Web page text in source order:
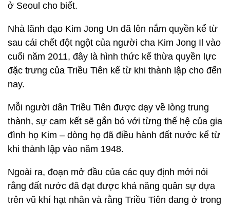
ở Seoul cho biết.
Nhà lãnh đạo Kim Jong Un đã lên nắm quyền kể từ
sau cái chết đột ngột của người cha Kim Jong Il vào
cuối năm 2011, đây là hình thức kế thừa quyền lực
đặc trưng của Triều Tiên kể từ khi thành lập cho đến
nay.
Mỗi người dân Triều Tiên được dạy về lòng trung
thành, sự cam kết sẽ gắn bó với từng thế hệ của gia
đình họ Kim – dòng họ đã điều hành đất nước kể từ
khi thành lập vào năm 1948.
Ngoài ra, đoạn mở đầu của các quy định mới nói
rằng đất nước đã đạt được khả năng quân sự dựa
trên vũ khí hạt nhân và rằng Triều Tiên đang ở trong